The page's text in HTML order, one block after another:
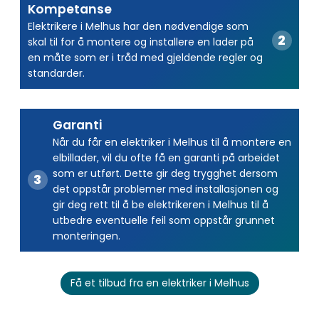
Kompetanse
Elektrikere i Melhus har den nødvendige som
skal til for å montere og installere en lader på
en måte som er i tråd med gjeldende regler og
standarder.
Garanti
Når du får en elektriker i Melhus til å montere en
elbillader, vil du ofte få en garanti på arbeidet
som er utført. Dette gir deg trygghet dersom
det oppstår problemer med installasjonen og
gir deg rett til å be elektrikeren i Melhus til å
utbedre eventuelle feil som oppstår grunnet
monteringen.
Få et tilbud fra en elektriker i Melhus